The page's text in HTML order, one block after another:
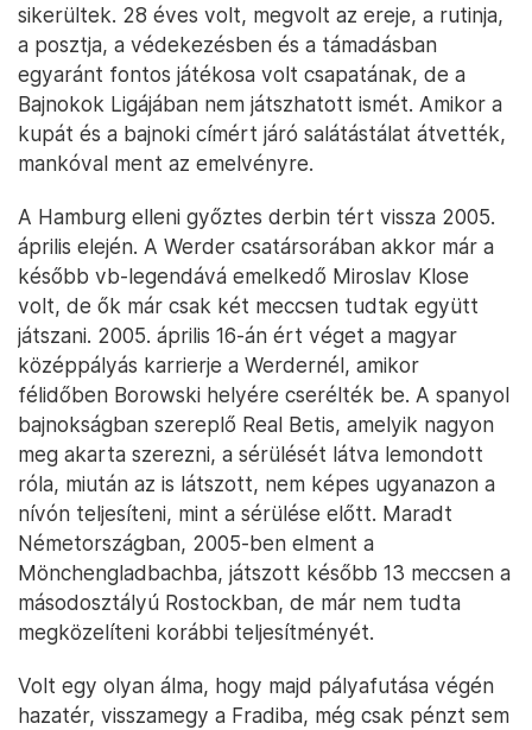
sikerültek. 28 éves volt, megvolt az ereje, a rutinja,
a posztja, a védekezésben és a támadásban
egyaránt fontos játékosa volt csapatának, de a
Bajnokok Ligájában nem játszhatott ismét. Amikor a
kupát és a bajnoki címért járó salátástálat átvették,
mankóval ment az emelvényre.
A Hamburg elleni győztes derbin tért vissza 2005.
április elején. A Werder csatársorában akkor már a
később vb-legendává emelkedő Miroslav Klose
volt, de ők már csak két meccsen tudtak együtt
játszani. 2005. április 16-án ért véget a magyar
középpályás karrierje a Werdernél, amikor
félidőben Borowski helyére cserélték be. A spanyol
bajnokságban szereplő Real Betis, amelyik nagyon
meg akarta szerezni, a sérülését látva lemondott
róla, miután az is látszott, nem képes ugyanazon a
nívón teljesíteni, mint a sérülése előtt. Maradt
Németországban, 2005-ben elment a
Mönchengladbachba, játszott később 13 meccsen a
másodosztályú Rostockban, de már nem tudta
megközelíteni korábbi teljesítményét.
Volt egy olyan álma, hogy majd pályafutása végén
hazatér, visszamegy a Fradiba, még csak pénzt sem